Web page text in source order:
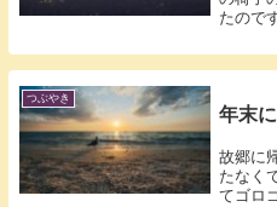
たので
つぶやき
年末
故郷に
たなく
てゴロ